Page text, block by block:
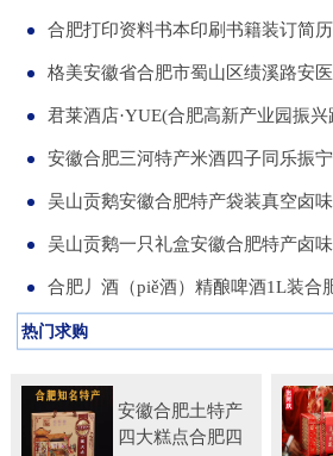
格美安徽省合肥市蜀山区绩溪路安
君莱酒店·YUE(合肥高新产业园振
热门求购
安徽合肥土特产
四大糕点合肥四